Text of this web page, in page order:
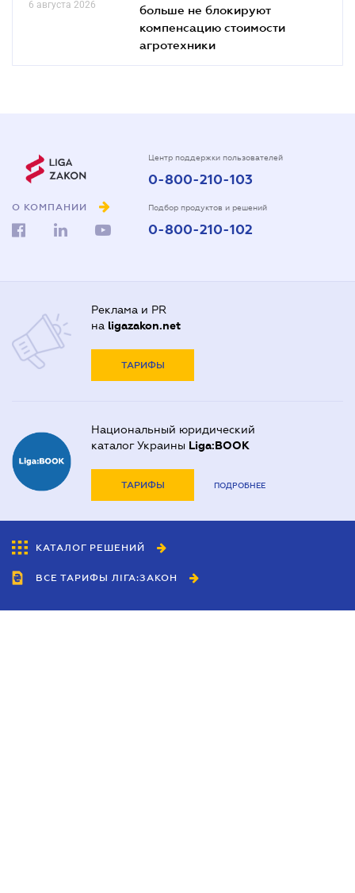
6 августа 2026
больше не блокируют
компенсацию стоимости
агротехники
О КОМПАНИИ
Центр поддержки пользователей
0-800-210-103
Подбор продуктов и решений
0-800-210-102
Реклама и PR
на ligazakon.net
ТАРИФЫ
Национальный юридический
каталог Украины Liga:BOOK
ТАРИФЫ ПОДРОБНЕЕ
КАТАЛОГ РЕШЕНИЙ
ВСЕ ТАРИФЫ ЛІГА:ЗАКОН